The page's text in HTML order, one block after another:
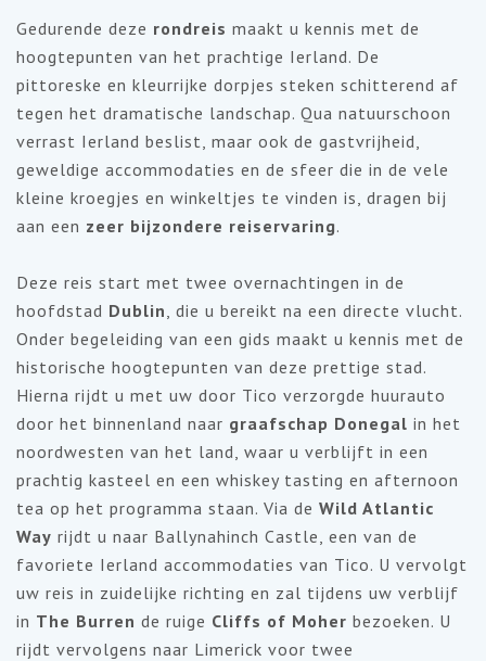
Gedurende deze rondreis maakt u kennis met de
hoogtepunten van het prachtige Ierland. De
pittoreske en kleurrijke dorpjes steken schitterend af
tegen het dramatische landschap. Qua natuurschoon
verrast Ierland beslist, maar ook de gastvrijheid,
geweldige accommodaties en de sfeer die in de vele
kleine kroegjes en winkeltjes te vinden is, dragen bij
aan een zeer bijzondere reiservaring.
Deze reis start met twee overnachtingen in de
hoofdstad Dublin, die u bereikt na een directe vlucht.
Onder begeleiding van een gids maakt u kennis met de
historische hoogtepunten van deze prettige stad.
Hierna rijdt u met uw door Tico verzorgde huurauto
door het binnenland naar graafschap Donegal in het
noordwesten van het land, waar u verblijft in een
prachtig kasteel en een whiskey tasting en afternoon
tea op het programma staan. Via de Wild Atlantic
Way rijdt u naar Ballynahinch Castle, een van de
favoriete Ierland accommodaties van Tico. U vervolgt
uw reis in zuidelijke richting en zal tijdens uw verblijf
in The Burren de ruige Cliffs of Moher bezoeken. U
rijdt vervolgens naar Limerick voor twee